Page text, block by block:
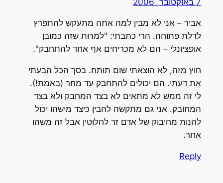
אביר – אני לא מבין למה אתה מתעקש להתפרץ
לדלת פתוחה. הרי כתבתי: "למרות שזה כמובן
אופציונלי – הם לא מכריחים אף אחד להתחבק".
חוץ מזה, לא הוצאתי שום תותח. בסך הכל הבעתי
את דעתי. הם יכולים להתחבק עד מחר (באמת!).
לי זה ממש לא מתאים לא בצד המחבק ולא בצד
המחובק. אני גם מתקשה להבין כיצד מישהו יכול
להנות מחיבוק של אדם זר לחלוטין אבל זה משהו
אחר.
Reply